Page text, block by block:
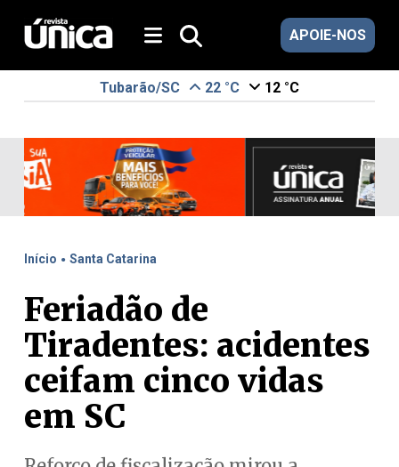
APOIE-NOS
Tubarão/SC 22 °C 12 °C
Início . Santa Catarina
Feriadão de
Tiradentes: acidentes
ceifam cinco vidas
em SC